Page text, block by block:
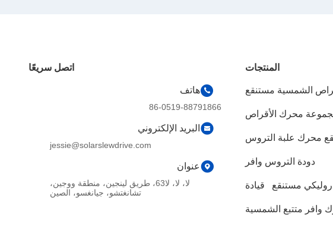
المنتجات
الشمسية مستنقع
محرك الأقراص
محرك علبة التروس
دودة التروس وافر
مستنقع قيادة
وافر متتبع الشمسية
اتصل سريعًا
هاتف
86-0519-88791866
البريد الإلكتروني
jessie@solarslewdrive.com
عنوان
لا، لا، لا63، طريق لينجين، منطقة ووجين،
تشانغتشو، جيانغسو، الصين